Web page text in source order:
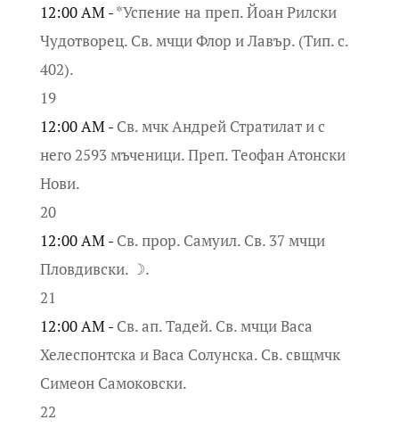
12:00 AM -*Успение на преп. Йоан Рилски
Чудотворец. Св. мчци Флор и Лавър. (Тип. с.
402).
19
12:00 AM - Св. мчк Андрей Стратилат и с
него 2593 мъченици. Преп. Теофан Атонски
Нови.
20
12:00 AM - Св. прор. Самуил. Св. 37 мчци
Пловдивски. ☽.
21
12:00 AM - Св. ап. Тадей. Св. мчци Васа
Хелеспонтска и Васа Солунска. Св. свщмчк
Симеон Самоковски.
22